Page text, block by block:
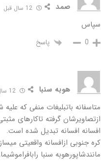
صمد 12 سال قبل
سپاس
0 پاسخ
هوبه سنبا 12 سال قبل
متاسفانه باتبلیغات منفی که
ازتصاویرشان گرفته تاکارهای
افسانه افسانه تبدیل شده است.
کره جنوبی ازافسانه واقعیتی
مانندشاپورهوبه سنبا